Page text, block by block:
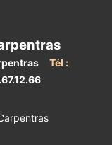
Tél :